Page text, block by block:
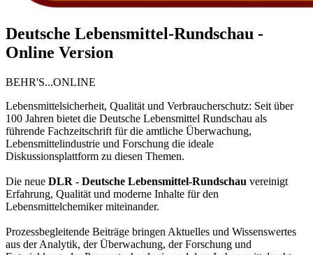
Deutsche Lebensmittel-Rundschau -
Online Version
BEHR'S...ONLINE
Lebensmittelsicherheit, Qualität und Verbraucherschutz: Seit über
100 Jahren bietet die Deutsche Lebensmittel Rundschau als
führende Fachzeitschrift für die amtliche Überwachung,
Lebensmittelindustrie und Forschung die ideale
Diskussionsplattform zu diesen Themen.
Die neue DLR - Deutsche Lebensmittel-Rundschau vereinigt
Erfahrung, Qualität und moderne Inhalte für den
Lebensmittelchemiker miteinander.
Prozessbegleitende Beiträge bringen Aktuelles und Wissenswertes
aus der Analytik, der Überwachung, der Forschung und